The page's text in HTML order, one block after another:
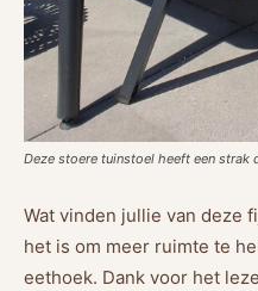
Deze stoere tuinstoel heeft een
Wat vinden jullie van deze
het is om meer ruimte te
eethoek. Dank voor het